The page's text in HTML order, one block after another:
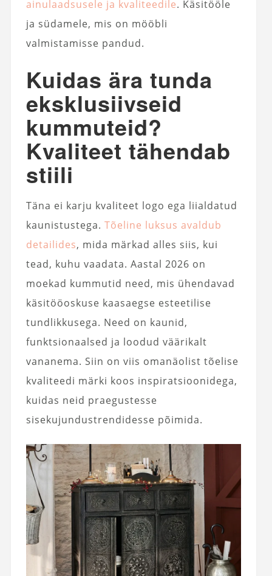
ainulaadsusele ja kvaliteedile. Käsitööle
ja südamele, mis on mööbli
valmistamisse pandud.
Kuidas ära tunda
eksklusiivseid
kummuteid?
Kvaliteet tähendab
stiili
Täna ei karju kvaliteet logo ega liialdatud
kaunistustega. Tõeline luksus avaldub
detailides, mida märkad alles siis, kui
tead, kuhu vaadata. Aastal 2026 on
moekad kummutid need, mis ühendavad
käsitööoskuse kaasaegse esteetilise
tundlikkusega. Need on kaunid,
funktsionaalsed ja loodud väärikalt
vananema. Siin on viis omanäolist tõelise
kvaliteedi märki koos inspiratsioonidega,
kuidas neid praegustesse
sisekujundustrendidesse põimida.